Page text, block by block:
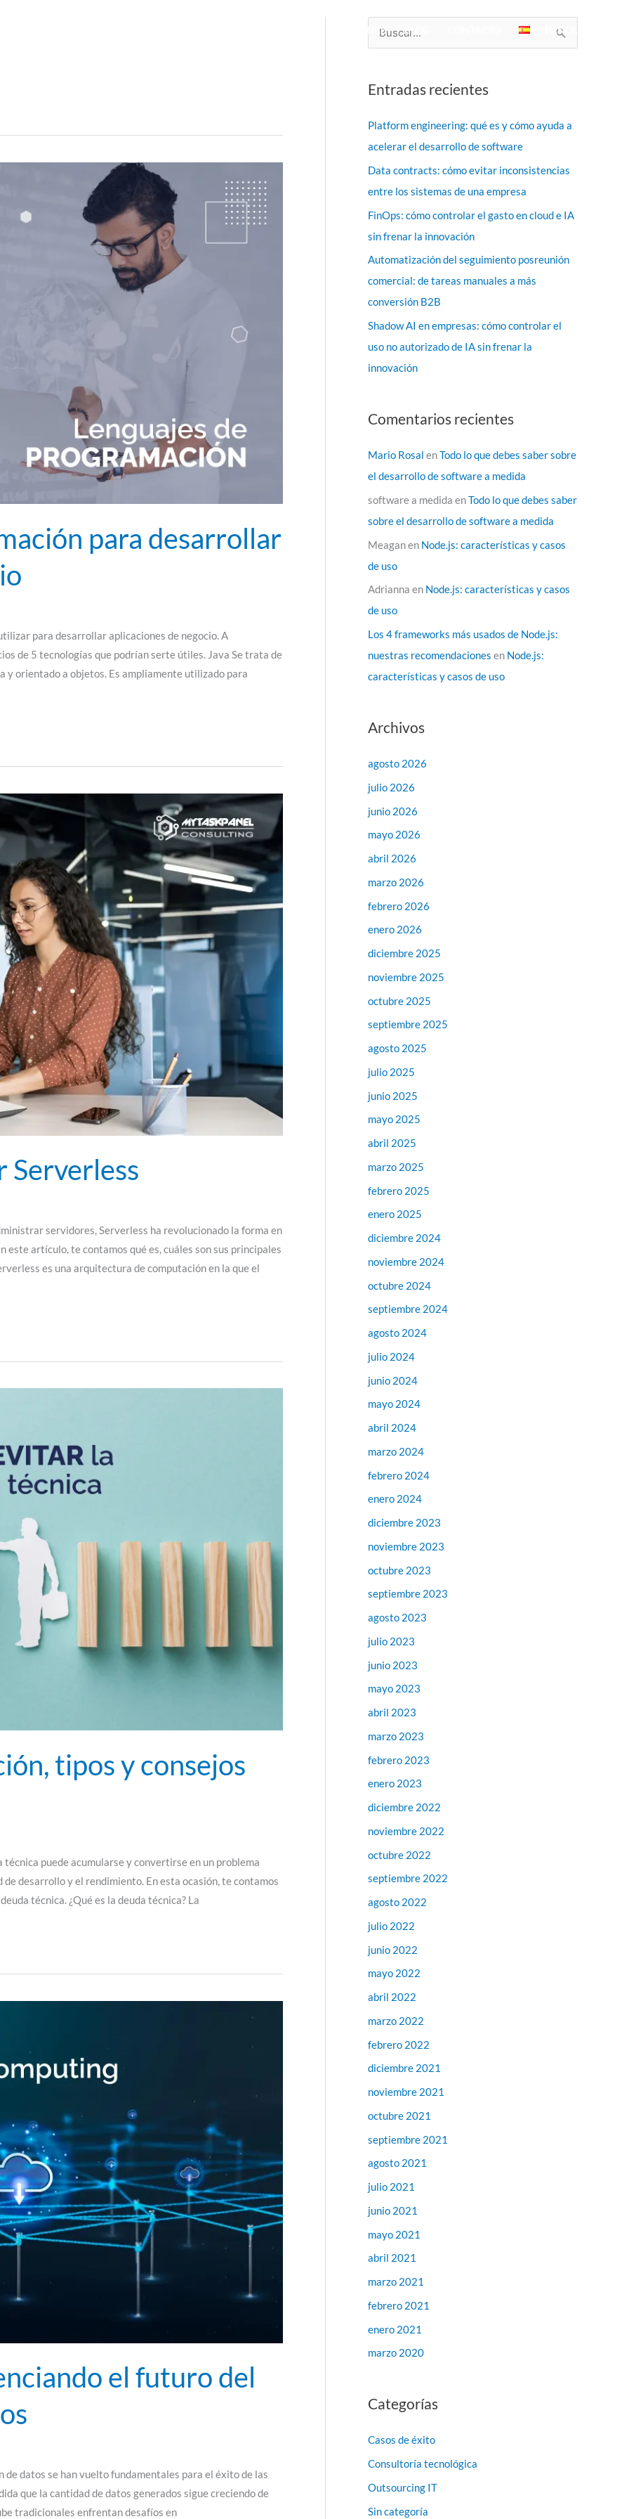
ALCANCE BLOG ESPAÑOL
para desarrollar
para desarrollar aplicaciones de negocio. A
de 5 tecnologías que podrían serte útiles. Java Se trata de
orientado a objetos. Es ampliamente utilizado para
Serverless
servidores, Serverless ha revolucionado la forma en
artículo, te contamos qué es, cuáles son sus principales
es una arquitectura de computación en la que el
tipos y consejos
puede acumularse y convertirse en un problema
desarrollo y el rendimiento. En esta ocasión, te contamos
técnica. ¿Qué es la deuda técnica? La
el futuro del
datos se han vuelto fundamentales para el éxito de las
que la cantidad de datos generados sigue creciendo de
tradicionales enfrentan desafíos en
B
c
a
Entradas recientes
Platform engineering: qué es y cómo ayuda a
acelerar el desarrollo de software
Data contracts: cómo evitar inconsistencias
entre los sistemas de una empresa
FinOps: cómo controlar el gasto en cloud e IA
sin frenar la innovación
Automatización del seguimiento posreunión
comercial: de tareas manuales a más
conversión B2B
Shadow AI en empresas: cómo controlar el
uso no autorizado de IA sin frenar la
innovación
Comentarios recientes
Mario Rosal enTodo lo que debes saber sobre
el desarrollo de software a medida
software a medida enTodo lo que debes saber
sobre el desarrollo de software a medida
Meaganen Node.js: características y casos
de uso
Adrianna en Node.js: características y casos
de uso
Los 4 frameworks más usados de Node.js:
nuestras recomendaciones en Node.js:
características y casos de uso
Archivos
agosto 2026
julio 2026
junio 2026
mayo 2026
abril 2026
marzo 2026
febrero 2026
enero 2026
diciembre 2025
noviembre 2025
octubre 2025
septiembre 2025
agosto 2025
julio 2025
junio 2025
mayo 2025
abril 2025
marzo 2025
febrero 2025
enero 2025
diciembre 2024
noviembre 2024
octubre 2024
septiembre 2024
agosto 2024
julio 2024
junio 2024
mayo 2024
abril 2024
marzo 2024
febrero 2024
enero 2024
diciembre 2023
noviembre 2023
octubre 2023
septiembre 2023
agosto 2023
julio 2023
junio 2023
mayo 2023
abril 2023
marzo 2023
febrero 2023
enero 2023
diciembre 2022
noviembre 2022
octubre 2022
septiembre 2022
agosto 2022
julio 2022
junio 2022
mayo 2022
abril 2022
marzo 2022
febrero 2022
diciembre 2021
noviembre 2021
octubre 2021
septiembre 2021
agosto 2021
julio 2021
junio 2021
mayo 2021
abril 2021
marzo 2021
febrero 2021
enero 2021
marzo 2020
Categorías
Casos de éxito
Consultoría tecnológica
Outsourcing IT
Sin categoría